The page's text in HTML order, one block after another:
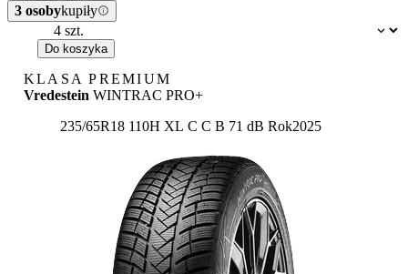
Dostępność:
3 osobykupiły
Do koszyka
KLASA PREMIUM
Vredestein WINTRAC PRO+
235/65R18 110H XL Etykieta:
C C B 71 dB Rok2025